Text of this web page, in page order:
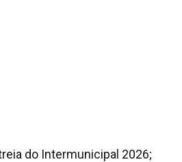
do Intermunicipal 2026;